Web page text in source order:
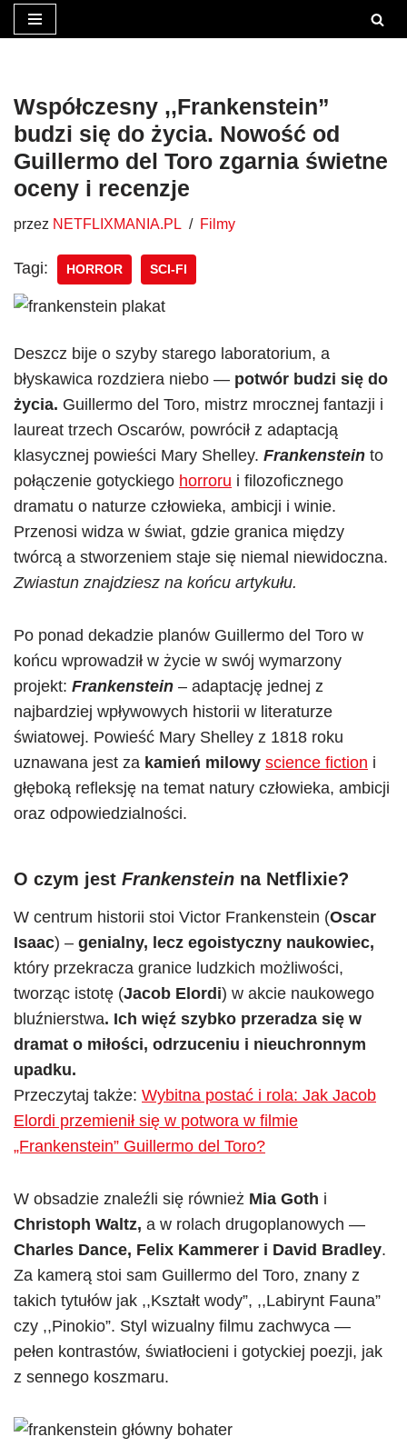
treści
Współczesny ,,Frankenstein”
budzi się do życia. Nowość od
Guillermo del Toro zgarnia świetne
oceny i recenzje
przez NETFLIXMANIA.PL Filmy
Tagi: HORROR SCI-FI
Deszcz bije o szyby starego laboratorium, a
błyskawica rozdziera niebo — potwór budzi się do
życia. Guillermo del Toro, mistrz mrocznej fantazji i
laureat trzech Oscarów, powrócił z adaptacją
klasycznej powieści Mary Shelley. Frankenstein to
połączenie gotyckiego horroru i filozoficznego
dramatu o naturze człowieka, ambicji i winie.
Przenosi widza w świat, gdzie granica między
twórcą a stworzeniem staje się niemal niewidoczna.
Zwiastun znajdziesz na końcu artykułu.
Po ponad dekadzie planów Guillermo del Toro w
końcu wprowadził w życie w swój wymarzony
projekt: Frankenstein – adaptację jednej z
najbardziej wpływowych historii w literaturze
światowej. Powieść Mary Shelley z 1818 roku
uznawana jest za kamień milowy science fiction i
głęboką refleksję na temat natury człowieka, ambicji
oraz odpowiedzialności.
O czym jest Frankenstein na Netflixie?
W centrum historii stoi Victor Frankenstein (Oscar
Isaac) – genialny, lecz egoistyczny naukowiec,
który przekracza granice ludzkich możliwości,
tworząc istotę (Jacob Elordi) w akcie naukowego
bluźnierstwa. Ich więź szybko przeradza się w
dramat o miłości, odrzuceniu i nieuchronnym
upadku.
Przeczytaj także: Wybitna postać i rola: Jak Jacob
Elordi przemienił się w potwora w filmie
„Frankenstein” Guillermo del Toro?
W obsadzie znaleźli się również Mia Goth i
Christoph Waltz, a w rolach drugoplanowych —
Charles Dance, Felix Kammerer i David Bradley.
Za kamerą stoi sam Guillermo del Toro, znany z
takich tytułów jak ,,Kształt wody”, ,,Labirynt Fauna”
czy ,,Pinokio”. Styl wizualny filmu zachwyca —
pełen kontrastów, światłocieni i gotyckiej poezji, jak
z sennego koszmaru.